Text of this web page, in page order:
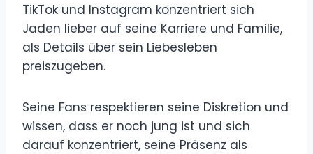
TikTok und Instagram konzentriert sich
Jaden lieber auf seine Karriere und Familie,
als Details über sein Liebesleben
preiszugeben.
Seine Fans respektieren seine Diskretion und
wissen, dass er noch jung ist und sich
darauf konzentriert, seine Präsenz als